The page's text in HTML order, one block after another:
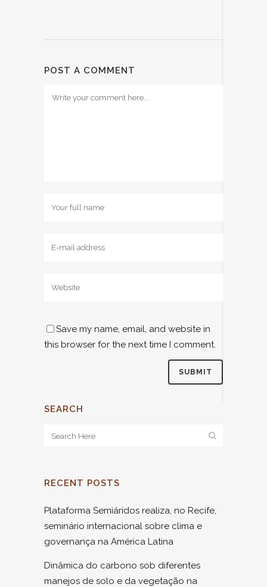
POST A COMMENT
Save my name, email, and website in
this browser for the next time I comment.
SEARCH
RECENT POSTS
Plataforma Semiáridos realiza, no Recife,
seminário internacional sobre clima e
governança na América Latina
Dinâmica do carbono sob diferentes
manejos de solo e da vegetação na